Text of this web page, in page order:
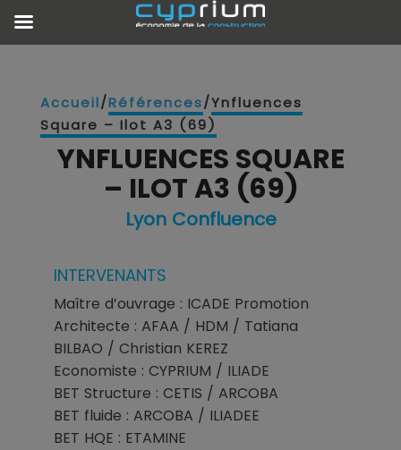
Accueil/Références/Ynfluences
Square – Ilot A3 (69)
YNFLUENCES SQUARE
– ILOT A3 (69)
Lyon Confluence
INTERVENANTS
Maître d’ouvrage : ICADE Promotion
Architecte : AFAA / HDM / Tatiana
BILBAO / Christian KEREZ
Economiste : CYPRIUM / ILIADE
BET Structure : CETIS / ARCOBA
BET fluide : ARCOBA / ILIADEE
BET HQE : ETAMINE